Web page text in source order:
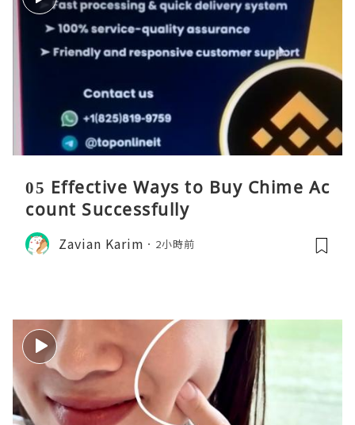
05 Effective Ways to Buy Chime Ac
count Successfully
Zavian Karim 2小時前